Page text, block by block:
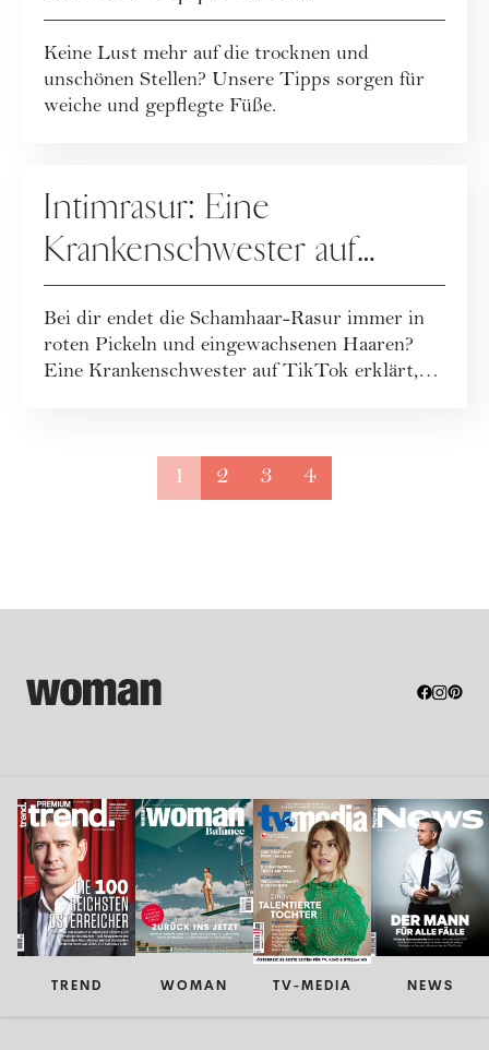
Hausmittenl gelingt's
Keine Lust mehr auf die trocknen und
unschönen Stellen? Unsere Tipps sorgen für
weiche und gepflegte Füße.
Intimrasur: Eine
Krankenschwester auf
TikTok zeigt, wie es richtig
geht
Bei dir endet die Schamhaar-Rasur immer in
roten Pickeln und eingewachsenen Haaren?
Eine Krankenschwester auf TikTok erklärt,
1 2 3 4
TREND WOMAN TV-MEDIA NEWS